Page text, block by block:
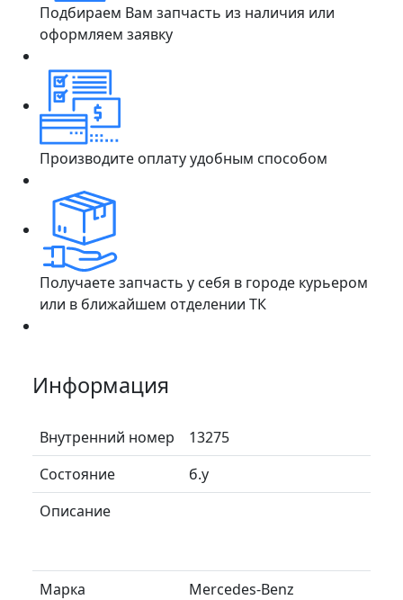
Подбираем Вам запчасть из наличия или
оформляем заявку
Производите оплату удобным способом
Получаете запчасть у себя в городе курьером
или в ближайшем отделении ТК
Информация
Внутренний номер
13275
Состояние
б.у
Описание
Марка
Mercedes-Benz